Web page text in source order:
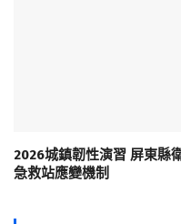
2026城鎮韌性演習 屏東
急救站應變機制